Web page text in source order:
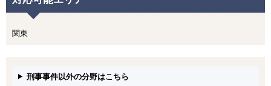
関東
刑事事件以外の分野はこちら